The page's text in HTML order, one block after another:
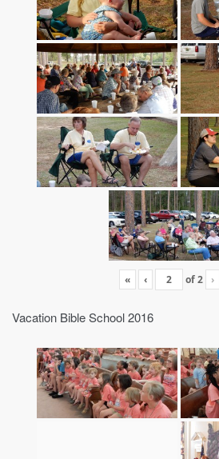
« ‹ of2 ›
Vacation Bible School 2016